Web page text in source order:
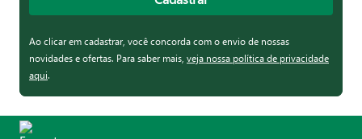
Ao clicar em cadastrar, você concorda com o envio de nossas
novidades e ofertas. Para saber mais, veja nossa política de privacidade
aqui.